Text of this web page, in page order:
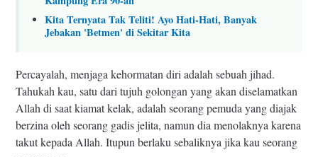
Kita Ternyata Tak Teliti! Ayo Hati-Hati, Banyak
Jebakan 'Betmen' di Sekitar Kita
Percayalah, menjaga kehormatan diri adalah sebuah jihad.
Tahukah kau, satu dari tujuh golongan yang akan diselamatkan
Allah di saat kiamat kelak, adalah seorang pemuda yang diajak
berzina oleh seorang gadis jelita, namun dia menolaknya karena
takut kepada Allah. Itupun berlaku sebaliknya jika kau seorang